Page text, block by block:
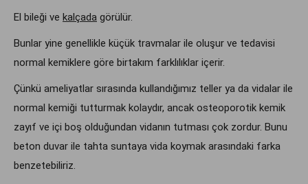
El bileği ve kalçada görülür.
Bunlar yine genellikle küçük travmalar ile oluşur ve tedavisi
normal kemiklere göre birtakım farklılıklar içerir.
Çünkü ameliyatlar sırasında kullandığımız teller ya da vidalar ile
normal kemiği tutturmak kolaydır, ancak osteoporotik kemik
zayıf ve içi boş olduğundan vidanın tutması çok zordur. Bunu
beton duvar ile tahta suntaya vida koymak arasındaki farka
benzetebiliriz.